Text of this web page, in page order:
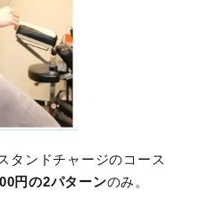
タンドチャージのコース
円の2パターンのみ。